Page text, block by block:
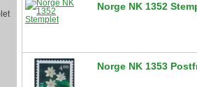
Norge NK 1352
Norge NK 1353